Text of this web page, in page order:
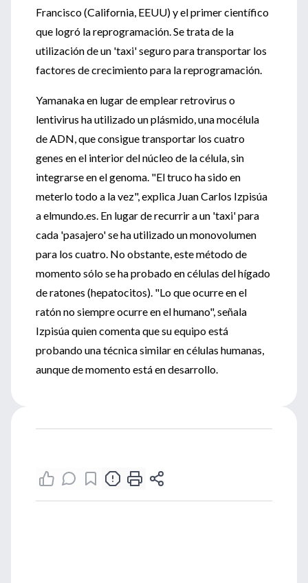
Francisco (California, EEUU) y el primer científico
que logró la reprogramación. Se trata de la
utilización de un 'taxi' seguro para transportar los
factores de crecimiento para la reprogramación.
Yamanaka en lugar de emplear retrovirus o
lentivirus ha utilizado un plásmido, una mocélula
de ADN, que consigue transportar los cuatro
genes en el interior del núcleo de la célula, sin
integrarse en el genoma. "El truco ha sido en
meterlo todo a la vez", explica Juan Carlos Izpisúa
a elmundo.es. En lugar de recurrir a un 'taxi' para
cada 'pasajero' se ha utilizado un monovolumen
para los cuatro. No obstante, este método de
momento sólo se ha probado en células del hígado
de ratones (hepatocitos). "Lo que ocurre en el
ratón no siempre ocurre en el humano", señala
Izpisúa quien comenta que su equipo está
probando una técnica similar en células humanas,
aunque de momento está en desarrollo.